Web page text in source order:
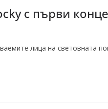
с първи
лица на световната